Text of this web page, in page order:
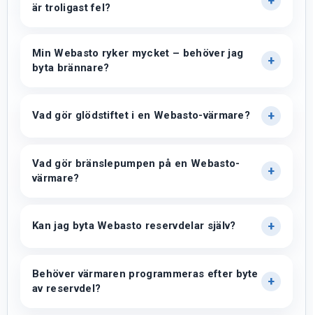
är troligast fel?
Min Webasto ryker mycket – behöver jag
byta brännare?
Vad gör glödstiftet i en Webasto-värmare?
Vad gör bränslepumpen på en Webasto-
värmare?
Kan jag byta Webasto reservdelar själv?
Behöver värmaren programmeras efter byte
av reservdel?